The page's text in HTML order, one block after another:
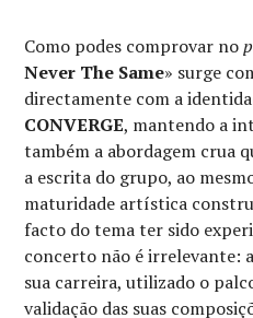
Como podes comprovar no
Never The Same» surge
directamente com a
CONVERGE, mantendo a
também a abordagem crua
a escrita do grupo, ao
maturidade artística
facto do tema ter sido
concerto não é irrelevante:
sua carreira, utilizado o
validação das suas